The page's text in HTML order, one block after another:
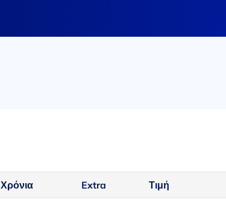
Χρόνια Extra Τιμή